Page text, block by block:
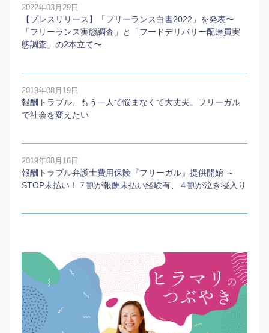
2022年03月29日
【プレスリリース】「フリーランス白書2022」を発表〜
「フリーランス実態調査」と「フードデリバリー配達員実
態調査」の2本⽴て〜
2019年08月19日
報酬トラブル、もう一人で悩まなくて大丈夫。フリーガル
で社会を変えたい
2019年08月16日
報酬トラブル弁護士費用保険『フリーガル』提供開始 ～
STOP未払い！７割が報酬未払い経験有、４割が泣き寝入り